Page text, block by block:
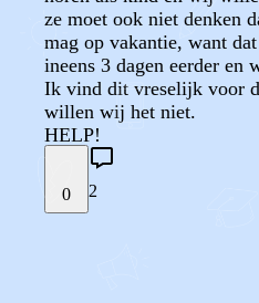
ze moet ook niet denken
mag op vakantie, want
ineens 3 dagen eerder en
Ik vind dit vreselijk voor
willen wij het niet.
HELP!
0 2